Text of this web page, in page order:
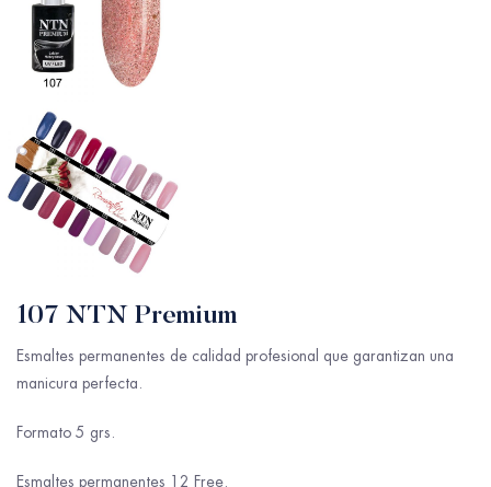
107 NTN Premium
Esmaltes permanentes de calidad profesional que garantizan una
manicura perfecta.
Formato 5 grs.
Esmaltes permanentes 12 Free.